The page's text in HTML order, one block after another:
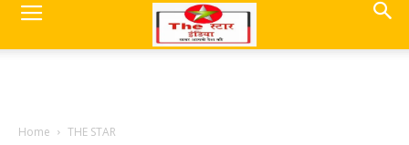
Home THE STAR